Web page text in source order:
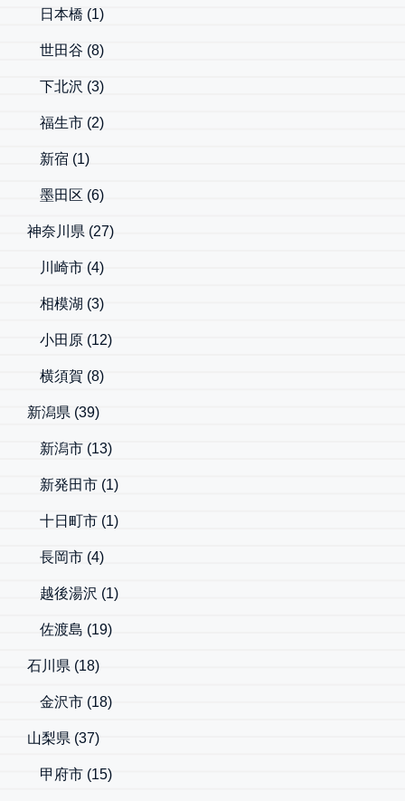
日本橋 (1)
世田谷 (8)
下北沢 (3)
福生市 (2)
新宿 (1)
墨田区 (6)
神奈川県 (27)
川崎市 (4)
相模湖 (3)
小田原 (12)
横須賀 (8)
新潟県 (39)
新潟市 (13)
新発田市 (1)
十日町市 (1)
長岡市 (4)
越後湯沢 (1)
佐渡島 (19)
石川県 (18)
金沢市 (18)
山梨県 (37)
甲府市 (15)